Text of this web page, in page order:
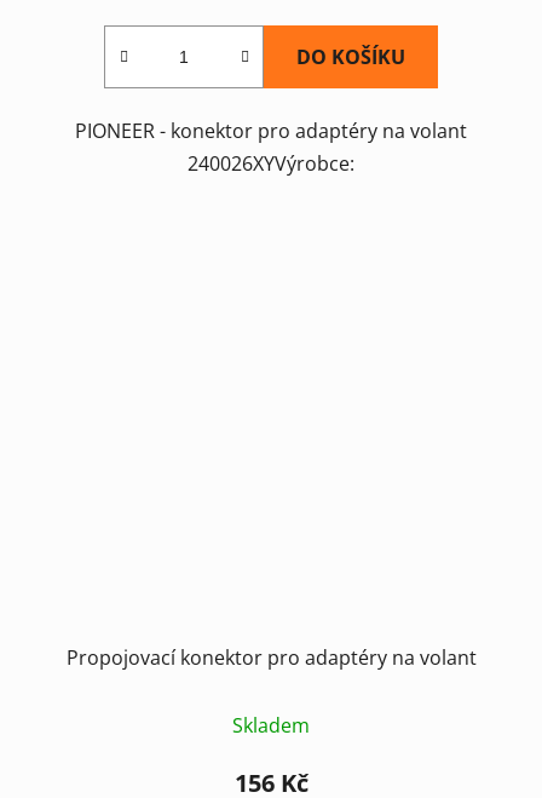
DO KOŠÍKU
PIONEER - konektor pro adaptéry na volant
240026XYVýrobce:
Propojovací konektor pro adaptéry na volant
Skladem
156 Kč